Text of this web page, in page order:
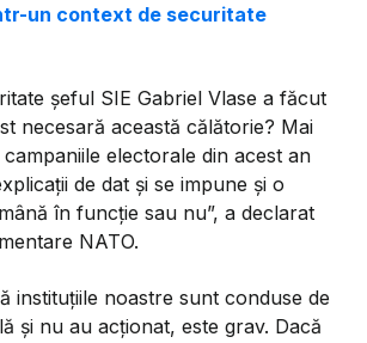
un context de securitate
șeful SIE Gabriel Vlase a făcut
necesară această călătorie? Mai
electorale din acest an
de dat și se impune și o
în funcție sau nu”, a declarat
NATO.
instituțiile noastre sunt conduse de
și nu au acționat, este grav. Dacă